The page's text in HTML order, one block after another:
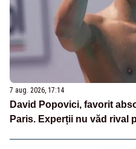
7 aug. 2026, 17:14
David Popovici, favorit
Paris. Experții nu văd rival